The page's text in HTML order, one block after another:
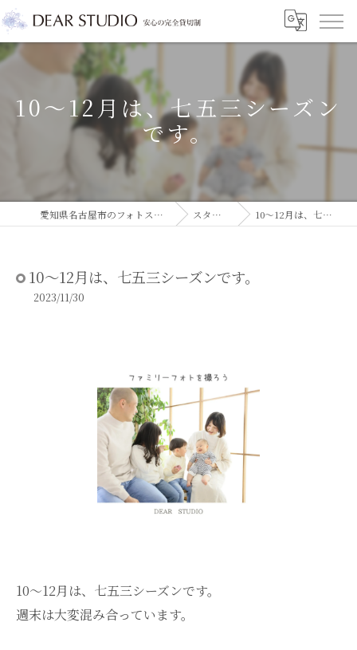
10～12月は、七五三シーズン
です。
愛知県名古屋市のフォトスタジオならDEAR STUDIO スタジオコラム 10～12月は、七五三シーズンです。
10～12月は、七五三シーズンです。
2023/11/30
10～12月は、七五三シーズンです。
週末は大変混み合っています。